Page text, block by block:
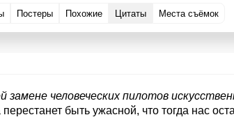
Постеры Похожие Цитаты Места съёмок
замене человеческих пилотов
быть ужасной, что тогда нас